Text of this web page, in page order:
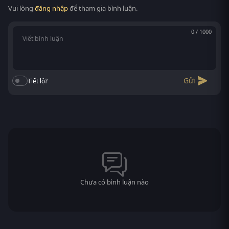
Vui lòng đăng nhậpđể tham gia bình luận.
0 / 1000
Tiết lộ? Gửi
Chưa có bình luận nào